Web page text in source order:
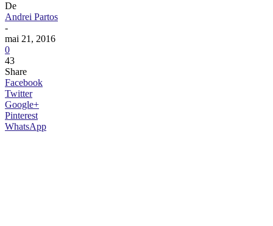
De
Andrei Partos
-
mai 21, 2016
0
43
Share
Facebook
Twitter
Google+
Pinterest
WhatsApp